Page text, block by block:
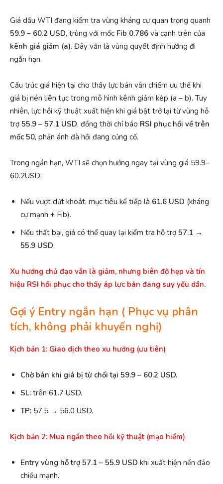
Giá dầu WTI đang kiểm tra vùng kháng cự quan trọng quanh
59.9 – 60.2 USD, trùng với mốc Fib 0.786 và cạnh trên của
kênh giá giảm (a). Đây vẫn là vùng quyết định hướng đi
ngắn hạn.
Cấu trúc giá hiện tại cho thấy lực bán vẫn chiếm ưu thế khi
giá bị nén liên tục trong mô hình kênh giảm kép (a – b). Tuy
nhiên, lực hồi kỹ thuật xuất hiện khi giá bật trở lại từ vùng hỗ
trợ 55.9 – 57.1 USD, đồng thời chỉ báo RSI phục hồi về trên
mốc 50, phản ánh đà hồi đang củng cố.
Trong ngắn hạn, WTI sẽ chọn hướng ngay tại vùng giá 59.9–
60.2USD:
Nếu vượt dứt khoát, mục tiêu kế tiếp là 61.6 USD (kháng
cự mạnh + Fib).
Nếu thất bại, giá có thể quay lại kiểm tra hỗ trợ 57.1 →
55.9 USD.
Xu hướng chủ đạo vẫn là giảm, nhưng biên độ hẹp và tín
hiệu RSI hồi phục cho thấy áp lực bán đang suy yếu dần.
Gợi ý Entry ngắn hạn ( Phục vụ phân
tích, không phải khuyến nghị)
Kịch bản 1: Giao dịch theo xu hướng (ưu tiên)
Chờ bán khi giá bị từ chối tại 59.9 – 60.2 USD.
SL: trên 61.7 USD.
TP: 57.5 → 56.0 USD.
Kịch bản 2: Mua ngắn theo hồi kỹ thuật (mạo hiểm)
Entry vùng hỗ trợ 57.1 – 55.9 USD khi xuất hiện nến đảo
chiều mạnh.